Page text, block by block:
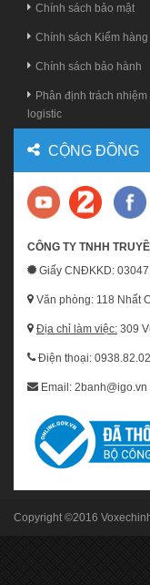
Chính sách bảo mật
Chính sách Kiểm
Chính sách bảo hành
Phân định trách
logistic
CỘNG ĐỒNG
CÔNG TY TNHH
Giấy CNĐKKD:
Văn phòng: 118 Nhất
Địa chỉ làm việc: 309
Điện thoại:
Email: 2banh@igo.vn
Copyright ©2016